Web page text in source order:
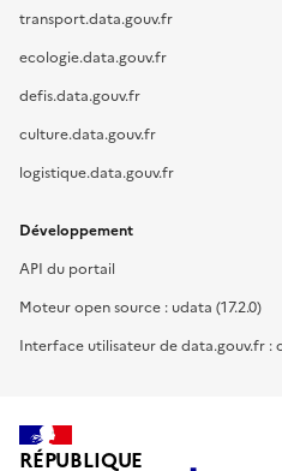
transport.data.gouv.fr
ecologie.data.gouv.fr
defis.data.gouv.fr
culture.data.gouv.fr
logistique.data.gouv.fr
Développement
API du portail
Moteur open source : udata (17.2.0)
Interface utilisateur de data.gouv.fr :
RÉPUBLIQUE